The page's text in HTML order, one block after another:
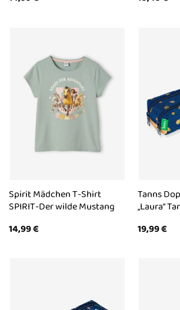
Spirit Mädchen T-Shirt
SPIRIT-Der wilde Mustang
14,99€
Tanns
„Laura“
19,99€